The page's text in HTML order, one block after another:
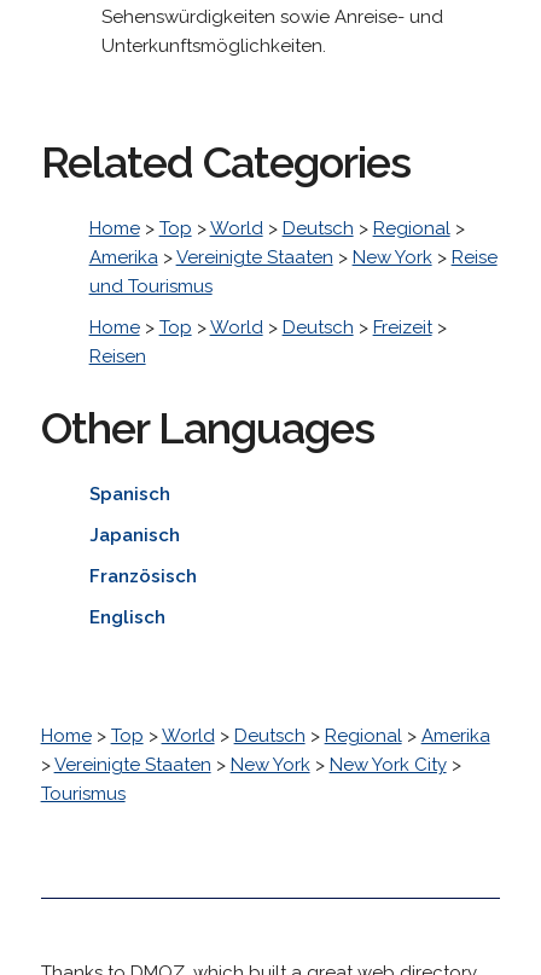
Sehenswürdigkeiten sowie Anreise- und
Unterkunftsmöglichkeiten.
Related Categories
Home> Top >World> Deutsch > Regional>
Amerika>Vereinigte Staaten > New York> Reise
und Tourismus
Home> Top >World> Deutsch > Freizeit>
Reisen
Other Languages
Spanisch
Japanisch
Französisch
Englisch
Home> Top >World> Deutsch > Regional> Amerika
>Vereinigte Staaten > New York> New York City>
Tourismus